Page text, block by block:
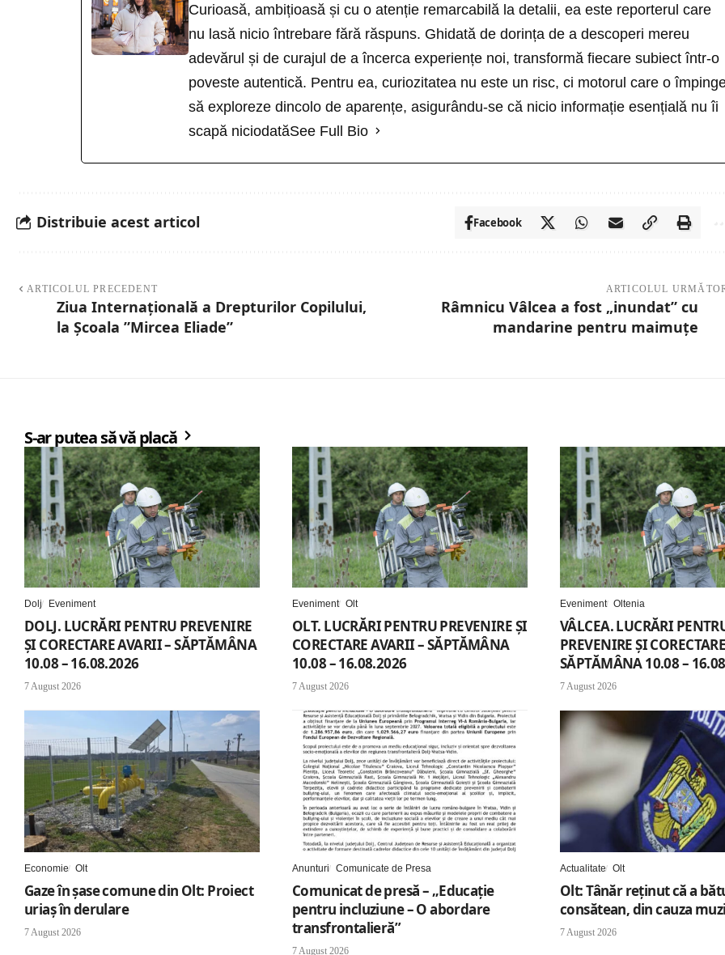
Curioasă, ambițioasă și cu o atenție remarcabilă la detalii, ea este reporterul care
nu lasă nicio întrebare fără răspuns. Ghidată de dorința de a descoperi mereu
adevărul și de curajul de a încerca experiențe noi, transformă fiecare subiect într-o
poveste autentică. Pentru ea, curiozitatea nu este un risc, ci motorul care o
să exploreze dincolo de aparențe, asigurându-se că nicio informație esențială nu îi
scapă niciodatăSee Full Bio
Distribuie acest articol Facebook
ARTICOLUL PRECEDENT
Ziua Internațională a Drepturilor Copilului,
la Școala ”Mircea Eliade”
ARTICOLUL
Râmnicu Vâlcea a fost „inundat” cu
mandarine pentru maimuțe
S-ar putea să vă placă
Dolj Eveniment
DOLJ. LUCRĂRI PENTRU PREVENIRE
ȘI CORECTARE AVARII – SĂPTĂMÂNA
10.08 – 16.08.2026
7 August 2026
Eveniment Olt
OLT. LUCRĂRI PENTRU PREVENIRE ȘI
CORECTARE AVARII – SĂPTĂMÂNA
10.08 – 16.08.2026
7 August 2026
Eveniment Oltenia
VÂLCEA. LUCRĂRI
PREVENIRE ȘI
SĂPTĂMÂNA 10.08 –
7 August 2026
Economie Olt
Gaze în șase comune din Olt: Proiect
uriaș în derulare
7 August 2026
Anunturi Comunicate de Presa
Comunicat de presă – „Educație
pentru incluziune – O abordare
transfrontalieră”
7 August 2026
Actualitate Olt
Olt: Tânăr reţinut că a
consătean, din cauza
7 August 2026